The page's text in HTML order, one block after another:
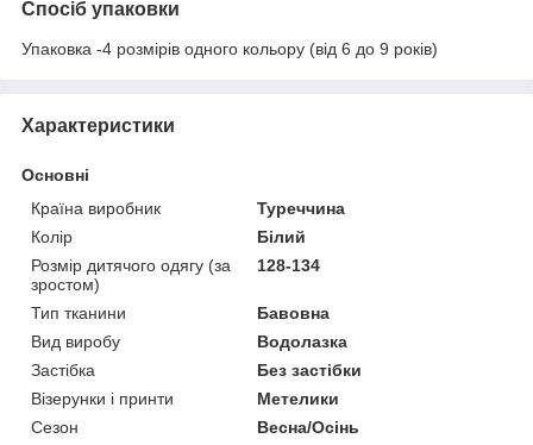
Спосіб упаковки
Упаковка -4 розмірів одного кольору (від 6 до 9 років)
Характеристики
Основні
Країна виробник
Туреччина
Колір
Білий
Розмір дитячого одягу (за
зростом)
128-134
Тип тканини
Бавовна
Вид виробу
Водолазка
Застібка
Без застібки
Візерунки і принти
Метелики
Сезон
Весна/Осінь